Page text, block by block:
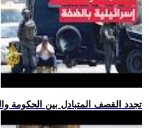
.. تجدد القصف المتبادل بين الحكومة